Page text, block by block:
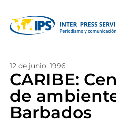
12 de junio, 1996
CARIBE:
de
Barbados